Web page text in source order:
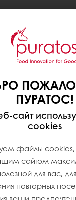
ПУРАТОС!
сайт
cookies
файлы cookies,
сайтом
для вас, для
повторных